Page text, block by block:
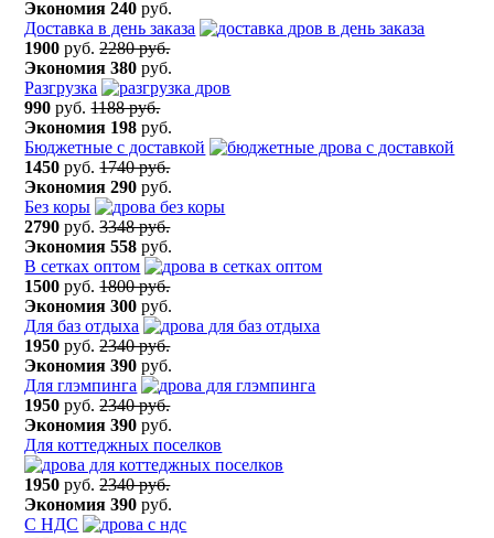
Экономия 240 руб.
Доставка в день заказа
1900 руб.2280 руб.
Экономия 380 руб.
Разгрузка
990 руб.1188 руб.
Экономия 198 руб.
Бюджетные с доставкой
1450 руб.1740 руб.
Экономия 290 руб.
Без коры
2790 руб.3348 руб.
Экономия 558 руб.
В сетках оптом
1500 руб.1800 руб.
Экономия 300 руб.
Для баз отдыха
1950 руб.2340 руб.
Экономия 390 руб.
Для глэмпинга
1950 руб.2340 руб.
Экономия 390 руб.
Для коттеджных поселков
1950 руб.2340 руб.
Экономия 390 руб.
С НДС